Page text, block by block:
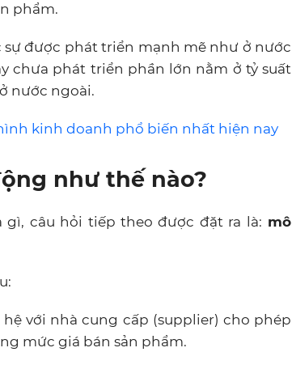
phẩm.
được phát triển mạnh mẽ như ở nước
chưa phát triển phần lớn nằm ở tỷ suất
nước ngoài.
kinh doanh phổ biến nhất hiện nay
như thế nào?
câu hỏi tiếp theo được đặt ra là: mô
với nhà cung cấp (supplier) cho phép
mức giá bán sản phẩm.